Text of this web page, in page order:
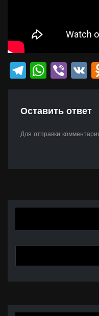
Оставить ответ
Для отправки